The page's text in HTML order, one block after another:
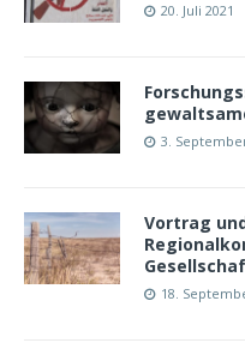
20. Juli 2021
3.
Vortrag
18.